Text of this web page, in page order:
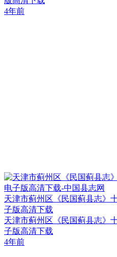
4年前
天津市蓟州区《民国蓟县志》
子版高清下载
天津市蓟州区《民国蓟县志》
子版高清下载
4年前